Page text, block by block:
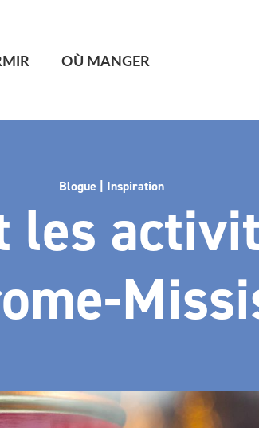
Blogue | Inspiration
les
OÙ MANGER